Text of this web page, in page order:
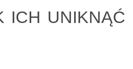
uniknąć